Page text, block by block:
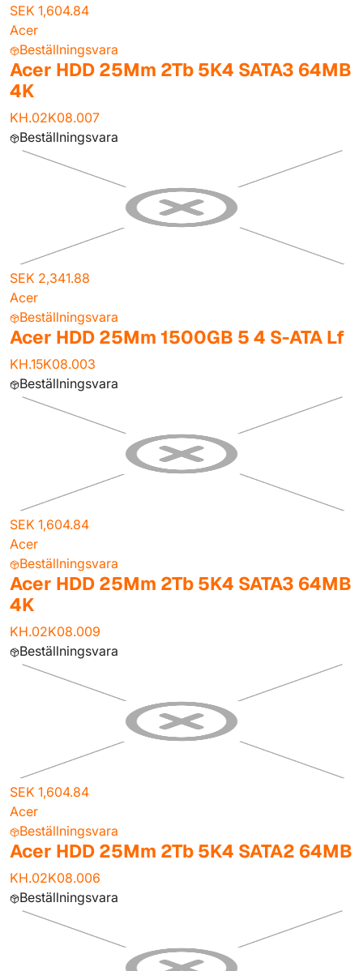
SEK 1,604.84
Acer
Beställningsvara
Acer HDD 25Mm 2Tb 5K4 SATA3 64MB
4K
KH.02K08.007
Beställningsvara
SEK 2,341.88
Acer
Beställningsvara
Acer HDD 25Mm 1500GB 5 4 S-ATA Lf
KH.15K08.003
Beställningsvara
SEK 1,604.84
Acer
Beställningsvara
Acer HDD 25Mm 2Tb 5K4 SATA3 64MB
4K
KH.02K08.009
Beställningsvara
SEK 1,604.84
Acer
Beställningsvara
Acer HDD 25Mm 2Tb 5K4 SATA2 64MB
KH.02K08.006
Beställningsvara